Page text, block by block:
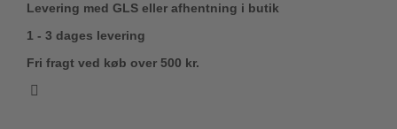
Levering med GLS eller afhentning i butik
1 - 3 dages levering
Fri fragt ved køb over 500 kr.